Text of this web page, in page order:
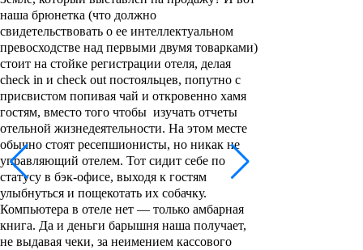
наша брюнетка (что должно
свидетельствовать о ее интеллектуальном
превосходстве над первыми двумя товарками)
стоит на стойке регистрации отеля, делая
check in и check out постояльцев, попутно с
присвистом попивая чай и откровенно хамя
гостям, вместо того чтобы изучать отчеты
отельной жизнедеятельности. На этом месте
обычно стоят ресепшионисты, но никак не
управляющий отелем. Тот сидит себе по
статусу в бэк-офисе, выходя к гостям
улыбнуться и пощекотать их собачку.
Компьютера в отеле нет — только амбарная
книга. Да и деньги барышня наша получает,
не выдавая чеки, за неимением кассового